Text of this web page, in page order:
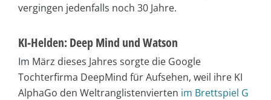
vergingen jedenfalls noch 30 Jahre.
KI-Helden: Deep Mind und Watson
Im März dieses Jahres sorgte die Google
Tochterfirma DeepMind für Aufsehen, weil ihre KI
AlphaGo den Weltranglistenvierten im Brettspiel G